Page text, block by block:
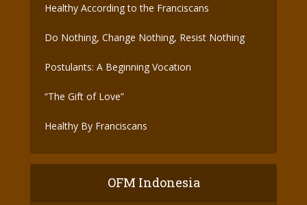
Healthy According to the Franciscans
Do Nothing, Change Nothing, Resist Nothing
Postulants: A Beginning Vocation
“The Gift of Love”
Healthy By Franciscans
OFM Indonesia